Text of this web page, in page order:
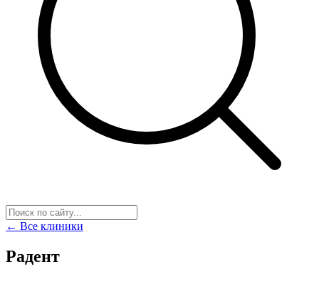
← Все клиники
Радент